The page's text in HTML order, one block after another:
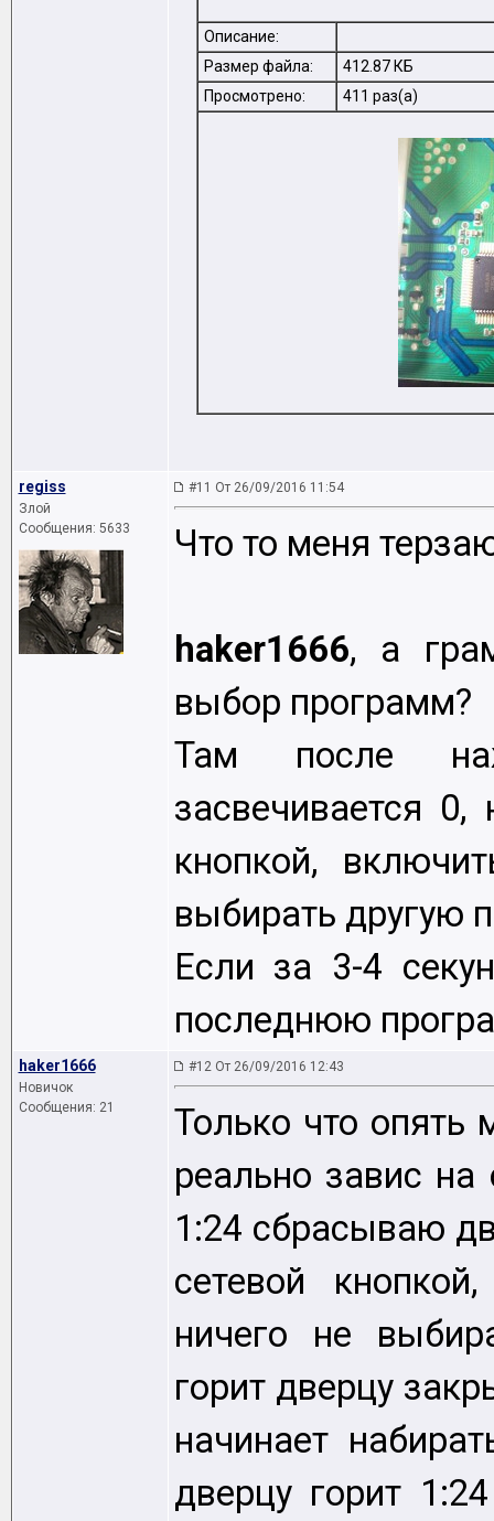
Описание:
Размер файла:
412.87 КБ
Просмотрено:
411 раз(а)
regiss
Злой
Сообщения: 5633
#11 От 26/09/2016 11:54
Что то меня
haker1666, а
выбор программ?
Там после
засвечивается
кнопкой,
выбирать другую
Если за 3-4
последнюю
haker1666
Новичок
Сообщения: 21
#12 От 26/09/2016 12:43
Только что опять
реально завис
1:24 сбрасываю
сетевой
ничего не
горит дверцу
начинает
дверцу горит